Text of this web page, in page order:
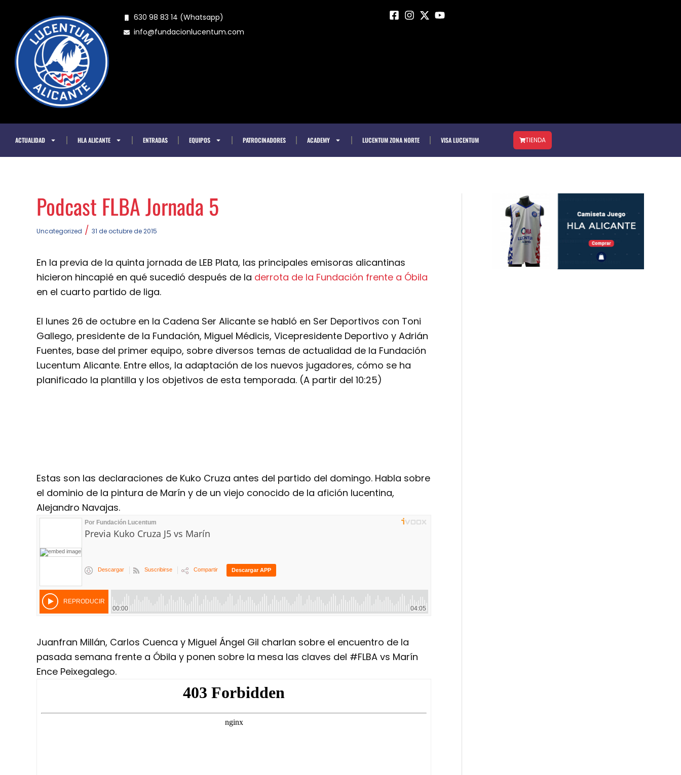
contenido
630 98 83 14 (Whatsapp)
info@fundacionlucentum.com
ACTUALIDAD HLA ALICANTE ENTRADAS EQUIPOS PATROCINADORES ACADEMY LUCENTUM ZONA NORTE VISA LUCENTUM TIENDA
Podcast FLBA Jornada 5
Uncategorized / 31 de octubre de 2015
En la previa de la quinta jornada de LEB Plata, las principales emisoras alicantinas
hicieron hincapié en qué sucedió después de la derrota de la Fundación frente a Óbila
en el cuarto partido de liga.
El lunes 26 de octubre en la Cadena Ser Alicante se habló en Ser Deportivos con Toni
Gallego, presidente de la Fundación, Miguel Médicis, Vicepresidente Deportivo y Adrián
Fuentes, base del primer equipo, sobre diversos temas de actualidad de la Fundación
Lucentum Alicante. Entre ellos, la adaptación de los nuevos jugadores, cómo se ha
planificado la plantilla y los objetivos de esta temporada. (A partir del 10:25)
Estas son las declaraciones de Kuko Cruza antes del partido del domingo. Habla sobre
el dominio de la pintura de Marín y de un viejo conocido de la afición lucentina,
Alejandro Navajas.
Juanfran Millán, Carlos Cuenca y Miguel Ángel Gil charlan sobre el encuentro de la
pasada semana frente a Óbila y ponen sobre la mesa las claves del #FLBA vs Marín
Ence Peixegalego.